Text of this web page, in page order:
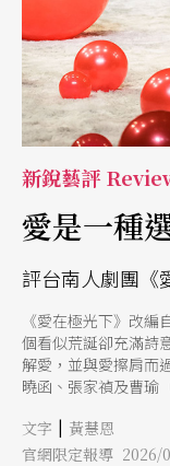
新銳藝評
愛是一種
評台南人劇團《
《愛在極光下》改
個看似荒誕卻充滿詩
解愛，並與愛擦肩而
曉函、張家禎及曹瑜
的愛情故事各具特色
見一名修理工，兩人
文字 | 黃慧恩
官網限定報導 2026/